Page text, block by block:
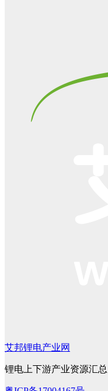
艾邦锂电产业网
锂电上下游产业资源汇总